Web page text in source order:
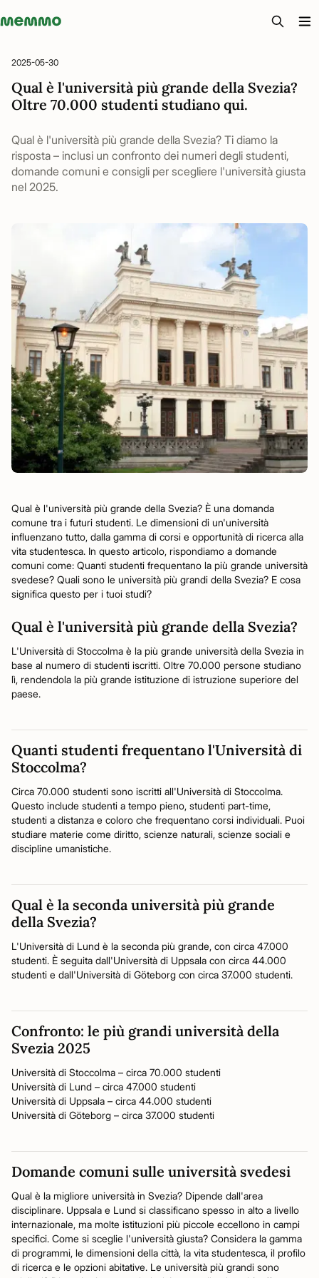
Memmo - AI-verktyg och digital kurslitteratur
2025-05-30
Qual è l'università più grande della Svezia?
Oltre 70.000 studenti studiano qui.
Qual è l'università più grande della Svezia? Ti diamo la
risposta – inclusi un confronto dei numeri degli studenti,
domande comuni e consigli per scegliere l'università giusta
nel 2025.
Qual è l'università più grande della Svezia? È una domanda
comune tra i futuri studenti. Le dimensioni di un'università
influenzano tutto, dalla gamma di corsi e opportunità di ricerca alla
vita studentesca. In questo articolo, rispondiamo a domande
comuni come: Quanti studenti frequentano la più grande università
svedese? Quali sono le università più grandi della Svezia? E cosa
significa questo per i tuoi studi?
Qual è l'università più grande della Svezia?
L'Università di Stoccolma è la più grande università della Svezia in
base al numero di studenti iscritti. Oltre 70.000 persone studiano
lì, rendendola la più grande istituzione di istruzione superiore del
paese.
Quanti studenti frequentano l'Università di
Stoccolma?
Circa 70.000 studenti sono iscritti all'Università di Stoccolma.
Questo include studenti a tempo pieno, studenti part-time,
studenti a distanza e coloro che frequentano corsi individuali. Puoi
studiare materie come diritto, scienze naturali, scienze sociali e
discipline umanistiche.
Qual è la seconda università più grande
della Svezia?
L'Università di Lund è la seconda più grande, con circa 47.000
studenti. È seguita dall'Università di Uppsala con circa 44.000
studenti e dall'Università di Göteborg con circa 37.000 studenti.
Confronto: le più grandi università della
Svezia 2025
Università di Stoccolma – circa 70.000 studenti
Università di Lund – circa 47.000 studenti
Università di Uppsala – circa 44.000 studenti
Università di Göteborg – circa 37.000 studenti
Domande comuni sulle università svedesi
Qual è la migliore università in Svezia? Dipende dall'area
disciplinare. Uppsala e Lund si classificano spesso in alto a livello
internazionale, ma molte istituzioni più piccole eccellono in campi
specifici. Come si sceglie l'università giusta? Considera la gamma
di programmi, le dimensioni della città, la vita studentesca, il profilo
di ricerca e le opzioni abitative. Le università più grandi sono